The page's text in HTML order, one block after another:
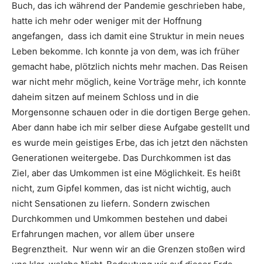
Buch, das ich während der Pandemie geschrieben habe,
hatte ich mehr oder weniger mit der Hoffnung
angefangen, dass ich damit eine Struktur in mein neues
Leben bekomme. Ich konnte ja von dem, was ich früher
gemacht habe, plötzlich nichts mehr machen. Das Reisen
war nicht mehr möglich, keine Vorträge mehr, ich konnte
daheim sitzen auf meinem Schloss und in die
Morgensonne schauen oder in die dortigen Berge gehen.
Aber dann habe ich mir selber diese Aufgabe gestellt und
es wurde mein geistiges Erbe, das ich jetzt den nächsten
Generationen weitergebe. Das Durchkommen ist das
Ziel, aber das Umkommen ist eine Möglichkeit. Es heißt
nicht, zum Gipfel kommen, das ist nicht wichtig, auch
nicht Sensationen zu liefern. Sondern zwischen
Durchkommen und Umkommen bestehen und dabei
Erfahrungen machen, vor allem über unsere
Begrenztheit. Nur wenn wir an die Grenzen stoßen wird